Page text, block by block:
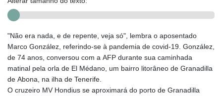
"Não era nada, e de repente, veja só", lembra o aposentado
Marco González, referindo-se à pandemia de covid-19. González,
de 74 anos, conversou com a AFP durante sua caminhada
matinal pela orla de El Médano, um bairro litorâneo de Granadilla
de Abona, na ilha de Tenerife.
O cruzeiro MV Hondius se aproximará do porto de Granadilla